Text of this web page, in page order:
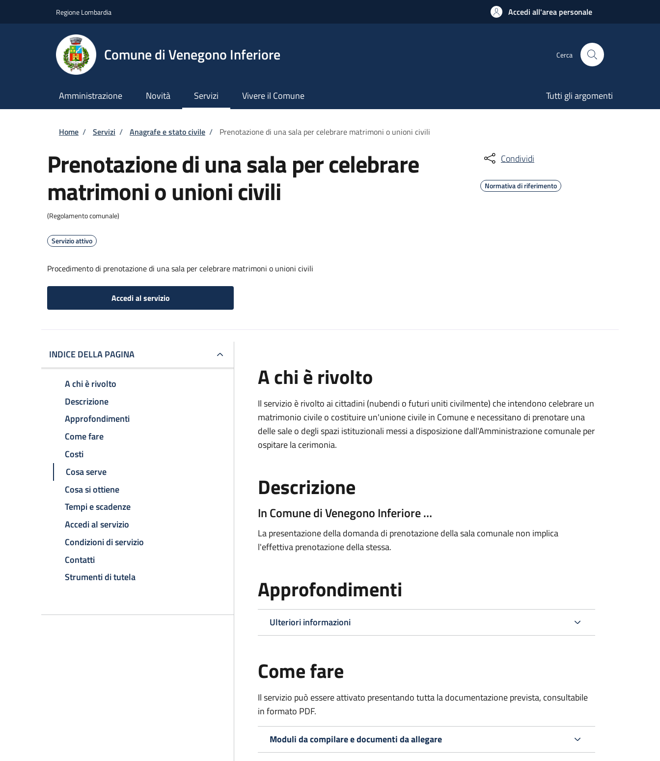
Regione Lombardia Accedi all'area personale
Comune di Venegono Inferiore Cerca
Amministrazione Novità Servizi Vivere il Comune Tutti gli argomenti
Briciole di pane
Home / Servizi / Anagrafe e stato civile / Prenotazione di una sala per celebrare matrimoni o unioni civili
Prenotazione di una sala per celebrare
matrimoni o unioni civili
(Regolamento comunale)
Servizio attivo
Procedimento di prenotazione di una sala per celebrare matrimoni o unioni civili
Accedi al servizio
Condividi
Normativa di riferimento
INDICE DELLA PAGINA
A chi è rivolto
Descrizione
Approfondimenti
Come fare
Costi
Cosa serve
Cosa si ottiene
Tempi e scadenze
Accedi al servizio
Condizioni di servizio
Contatti
Strumenti di tutela
A chi è rivolto
Il servizio è rivolto ai cittadini (nubendi o futuri uniti civilmente) che intendono celebrare un
matrimonio civile o costituire un'unione civile in Comune e necessitano di prenotare una
delle sale o degli spazi istituzionali messi a disposizione dall'Amministrazione comunale per
ospitare la cerimonia.
Descrizione
In Comune di Venegono Inferiore …
La presentazione della domanda di prenotazione della sala comunale non implica
l'effettiva prenotazione della stessa.
Approfondimenti
Ulteriori informazioni
Come fare
Il servizio può essere attivato presentando tutta la documentazione prevista, consultabile
in formato PDF.
Moduli da compilare e documenti da allegare